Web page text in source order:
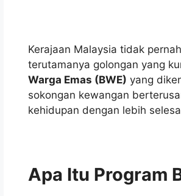
Kerajaan Malaysia tidak
terutamanya golongan yang
Warga Emas (BWE) yang
sokongan kewangan
kehidupan dengan lebih
Apa Itu Program